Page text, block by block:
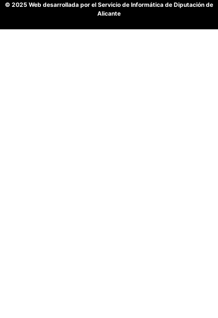
© 2025 Web desarrollada por el Servicio de Informática de Diputación de
Alicante